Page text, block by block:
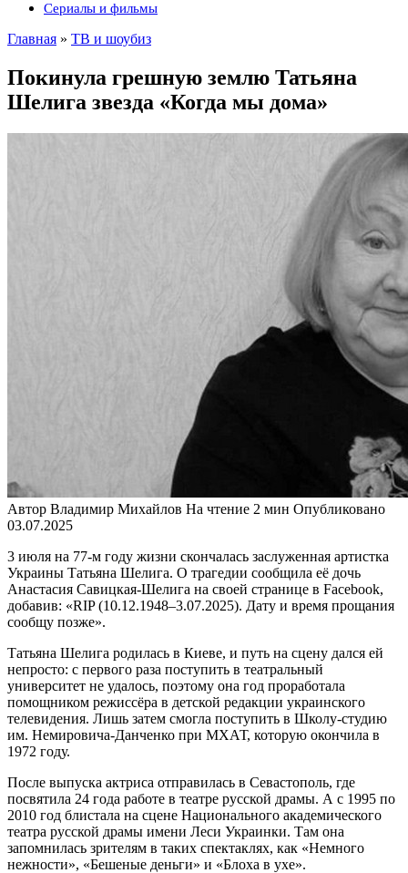
Сериалы и фильмы
Главная » ТВ и шоубиз
Покинула грешную землю Татьяна
Шелига звезда «Когда мы дома»
Автор Владимир Михайлов На чтение 2 мин Опубликовано
03.07.2025
3 июля на 77-м году жизни скончалась заслуженная артистка
Украины Татьяна Шелига. О трагедии сообщила её дочь
Анастасия Савицкая-Шелига на своей странице в Facebook,
добавив: «RIP (10.12.1948–3.07.2025). Дату и время прощания
сообщу позже».
Татьяна Шелига родилась в Киеве, и путь на сцену дался ей
непросто: с первого раза поступить в театральный
университет не удалось, поэтому она год проработала
помощником режиссёра в детской редакции украинского
телевидения. Лишь затем смогла поступить в Школу-студию
им. Немировича-Данченко при МХАТ, которую окончила в
1972 году.
После выпуска актриса отправилась в Севастополь, где
посвятила 24 года работе в театре русской драмы. А с 1995 по
2010 год блистала на сцене Национального академического
театра русской драмы имени Леси Украинки. Там она
запомнилась зрителям в таких спектаклях, как «Немного
нежности», «Бешеные деньги» и «Блоха в ухе».